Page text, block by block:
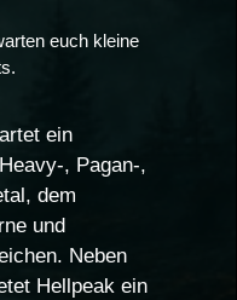
euch kleine
ein
, Pagan-,
dem
und
Neben
Hellpeak ein